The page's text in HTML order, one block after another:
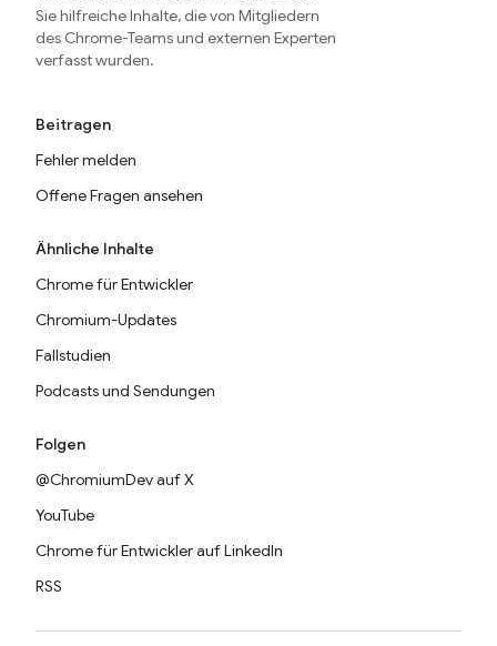
Sie hilfreiche Inhalte, die von Mitgliedern
des Chrome-Teams und externen Experten
verfasst wurden.
Beitragen
Fehler melden
Offene Fragen ansehen
Ähnliche Inhalte
Chrome für Entwickler
Chromium-Updates
Fallstudien
Podcasts und Sendungen
Folgen
@ChromiumDev auf X
YouTube
Chrome für Entwickler auf LinkedIn
RSS